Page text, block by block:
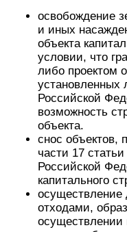
освобождение
и иных
объекта
условии, что
либо проектом
установленных
Российской
возможность
объекта.
снос объектов,
части 17
Российской
капитального
осуществление
отходами,
осуществлении